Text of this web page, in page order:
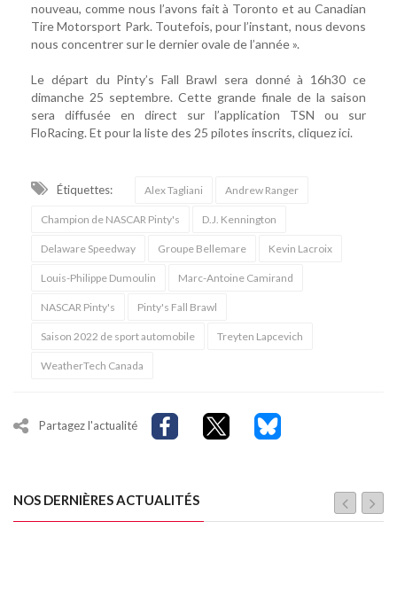
nouveau, comme nous l’avons fait à Toronto et au Canadian
Tire Motorsport Park. Toutefois, pour l’instant, nous devons
nous concentrer sur le dernier ovale de l’année ».
Le départ du Pinty’s Fall Brawl sera donné à 16h30 ce
dimanche 25 septembre. Cette grande finale de la saison
sera diffusée en direct sur l’application TSN ou sur
FloRacing. Et pour la liste des 25 pilotes inscrits, cliquez ici.
Étiquettes: Alex Tagliani Andrew Ranger
Champion de NASCAR Pinty's D.J. Kennington
Delaware Speedway Groupe Bellemare Kevin Lacroix
Louis-Philippe Dumoulin Marc-Antoine Camirand
NASCAR Pinty's Pinty's Fall Brawl
Saison 2022 de sport automobile Treyten Lapcevich
WeatherTech Canada
Partagez l'actualité
NOS DERNIÈRES ACTUALITÉS